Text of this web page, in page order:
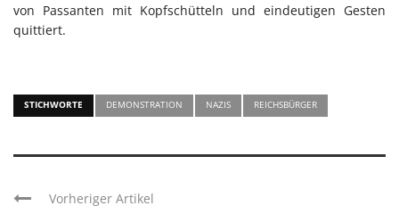
von Passanten mit Kopfschütteln und eindeutigen Gesten
quittiert.
STICHWORTE DEMONSTRATION NAZIS REICHSBÜRGER
Vorheriger Artikel